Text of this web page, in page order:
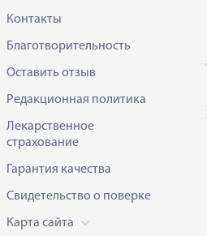
Контакты
Благотворительность
Оставить отзыв
Редакционная политика
Лекарственное
страхование
Гарантия качества
Свидетельство о поверке
Карта сайта